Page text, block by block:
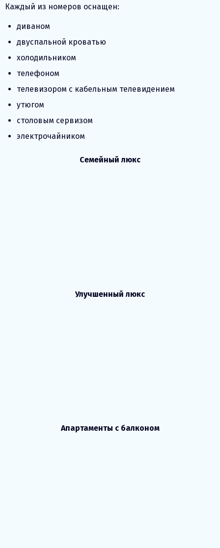
Каждый из номеров оснащен:
диваном
двуспальной кроватью
холодильником
телефоном
телевизором с кабельным телевидением
утюгом
столовым сервизом
электрочайником
Семейный люкс
Улучшенный люкс
Апартаменты с балконом